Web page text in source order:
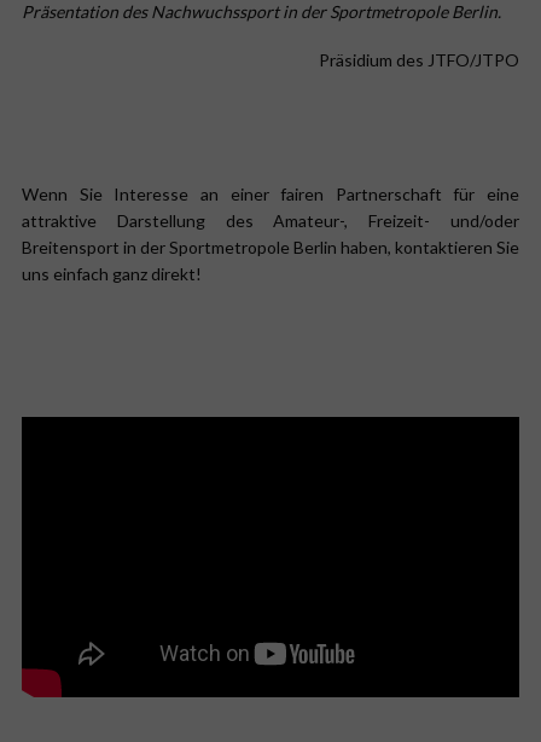
Präsentation des Nachwuchssport in der Sportmetropole Berlin.
Präsidium des JTFO/JTPO
Wenn Sie Interesse an einer fairen Partnerschaft für eine
attraktive Darstellung des Amateur-, Freizeit- und/oder
Breitensport in der Sportmetropole Berlin haben, kontaktieren Sie
uns einfach ganz direkt!